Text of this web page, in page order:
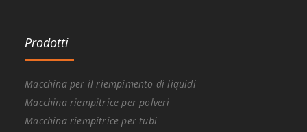
Prodotti
Macchina per il riempimento di liquidi
Macchina riempitrice per polveri
Macchina riempitrice per tubi